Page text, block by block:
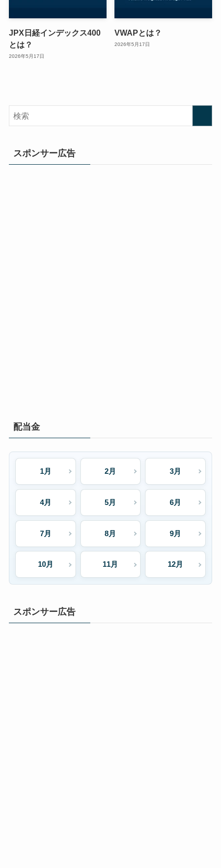
JPX日経インデックス400
とは？
2026年5月17日
VWAPとは？
2026年5月17日
スポンサー広告
配当金
1月 2月 3月
4月 5月 6月
7月 8月 9月
10月 11月 12月
スポンサー広告